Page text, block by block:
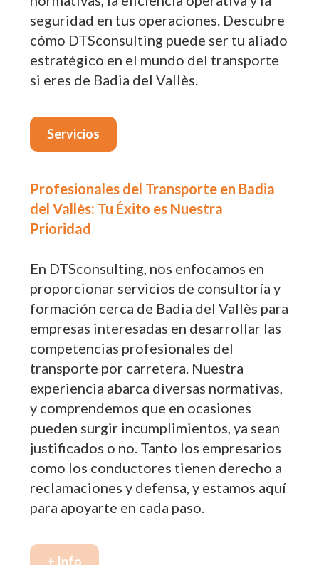
seguridad en tus operaciones. Descubre
cómo DTSconsulting puede ser tu aliado
estratégico en el mundo del transporte
si eres de Badia del Vallès.
Servicios
Profesionales del Transporte en Badia
del Vallès: Tu Éxito es Nuestra
Prioridad
En DTSconsulting, nos enfocamos en
proporcionar servicios de consultoría y
formación cerca de Badia del Vallès para
empresas interesadas en desarrollar las
competencias profesionales del
transporte por carretera. Nuestra
experiencia abarca diversas normativas,
y comprendemos que en ocasiones
pueden surgir incumplimientos, ya sean
justificados o no. Tanto los empresarios
como los conductores tienen derecho a
reclamaciones y defensa, y estamos aquí
para apoyarte en cada paso.
+ Info